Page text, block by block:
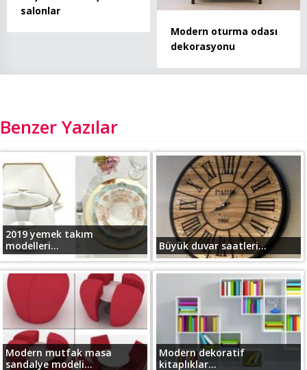
salonlar
Modern oturma odası
dekorasyonu
Benzer Yazılar
2019 yemek takım
modelleri...
Büyük duvar saatleri...
Modern mutfak masa
sandalye modeli...
Modern dekoratif
kitaplıklar...